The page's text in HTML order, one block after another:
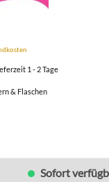
1 - 2 Tage
& Flaschen
Sofort